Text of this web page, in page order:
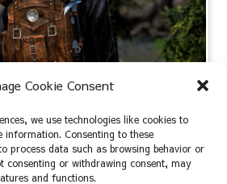
Cookie Consent
we use technologies like cookies to
information. Consenting to these
process data such as browsing behavior or
consenting or withdrawing consent, may
and functions.
Leather Backpack